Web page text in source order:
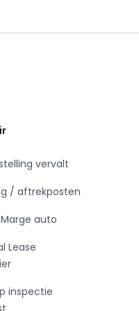
vervalt
/ aftrekposten
auto
Lease
inspectie